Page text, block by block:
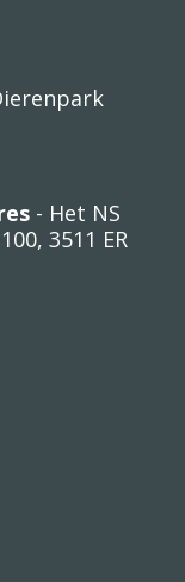
- Het NS
3511 ER